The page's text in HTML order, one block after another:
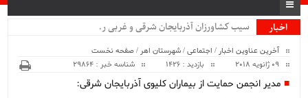
اخبار
سیب کشاورزان آذربایجان شرقی و غربی روی _
آخرین عناوین اخبار / اجتماعی/شهرستان اهر /صفحه نخست
09 ژانویه 2018
بازدید : 1426 شناسه خبر : 29864
مدیر انجمن حمایت از بیماران کلیوی آذربایجان شرقی: